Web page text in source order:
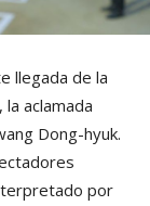
llegada de la
aclamada
Dong-hyuk.
por